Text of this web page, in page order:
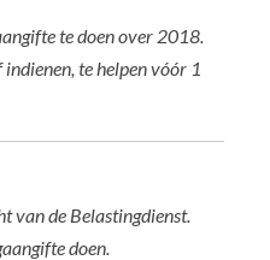
te doen over 2018.
te helpen vóór 1
van de Belastingdienst.
doen.